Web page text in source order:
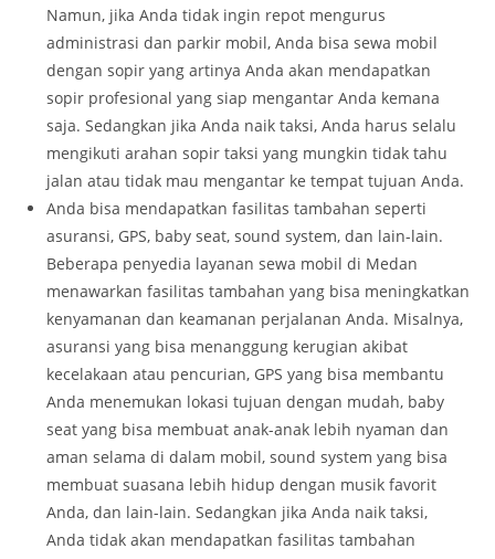
Namun, jika Anda tidak ingin repot mengurus
administrasi dan parkir mobil, Anda bisa sewa mobil
dengan sopir yang artinya Anda akan mendapatkan
sopir profesional yang siap mengantar Anda kemana
saja. Sedangkan jika Anda naik taksi, Anda harus selalu
mengikuti arahan sopir taksi yang mungkin tidak tahu
jalan atau tidak mau mengantar ke tempat tujuan Anda.
Anda bisa mendapatkan fasilitas tambahan seperti
asuransi, GPS, baby seat, sound system, dan lain-lain.
Beberapa penyedia layanan sewa mobil di Medan
menawarkan fasilitas tambahan yang bisa meningkatkan
kenyamanan dan keamanan perjalanan Anda. Misalnya,
asuransi yang bisa menanggung kerugian akibat
kecelakaan atau pencurian, GPS yang bisa membantu
Anda menemukan lokasi tujuan dengan mudah, baby
seat yang bisa membuat anak-anak lebih nyaman dan
aman selama di dalam mobil, sound system yang bisa
membuat suasana lebih hidup dengan musik favorit
Anda, dan lain-lain. Sedangkan jika Anda naik taksi,
Anda tidak akan mendapatkan fasilitas tambahan